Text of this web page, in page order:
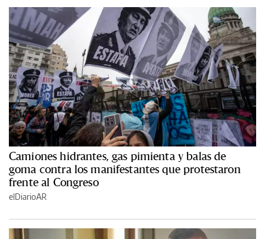
Camiones hidrantes, gas pimienta y balas de
goma contra los manifestantes que protestaron
frente al Congreso
elDiarioAR